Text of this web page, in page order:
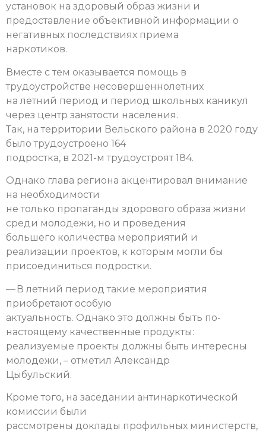
установок на здоровый образ жизни и
предоставление объективной информации о
негативных последствиях приема
наркотиков.
Вместе с тем оказывается помощь в
трудоустройстве несовершеннолетних
на летний период и период школьных каникул
через центр занятости населения.
Так, на территории Вельского района в 2020 году
было трудоустроено 164
подростка, в 2021-м трудоустроят 184.
Однако глава региона акцентировал внимание
на необходимости
не только пропаганды здорового образа жизни
среди молодежи, но и проведения
большего количества мероприятий и
реализации проектов, к которым могли бы
присоединиться подростки.
— В летний период такие мероприятия
приобретают особую
актуальность. Однако это должны быть по-
настоящему качественные продукты:
реализуемые проекты должны быть интересны
молодежи, – отметил Александр
Цыбульский.
Кроме того, на заседании антинаркотической
комиссии были
рассмотрены доклады профильных министерств,